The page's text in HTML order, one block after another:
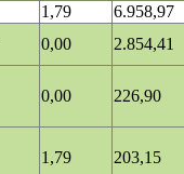
1,79
6.958,97
0,00
2.854,41
0,00 226,90
1,79 203,15